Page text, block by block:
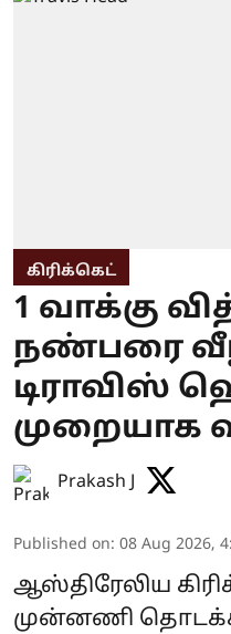
கிரிக்கெட்
1 வாக்கு
நண்பரை
டிராவிஸ்
முறையாக
Prakash J
Published on: 08 Aug 2026,
ஆஸ்திரேலிய
முன்னணி